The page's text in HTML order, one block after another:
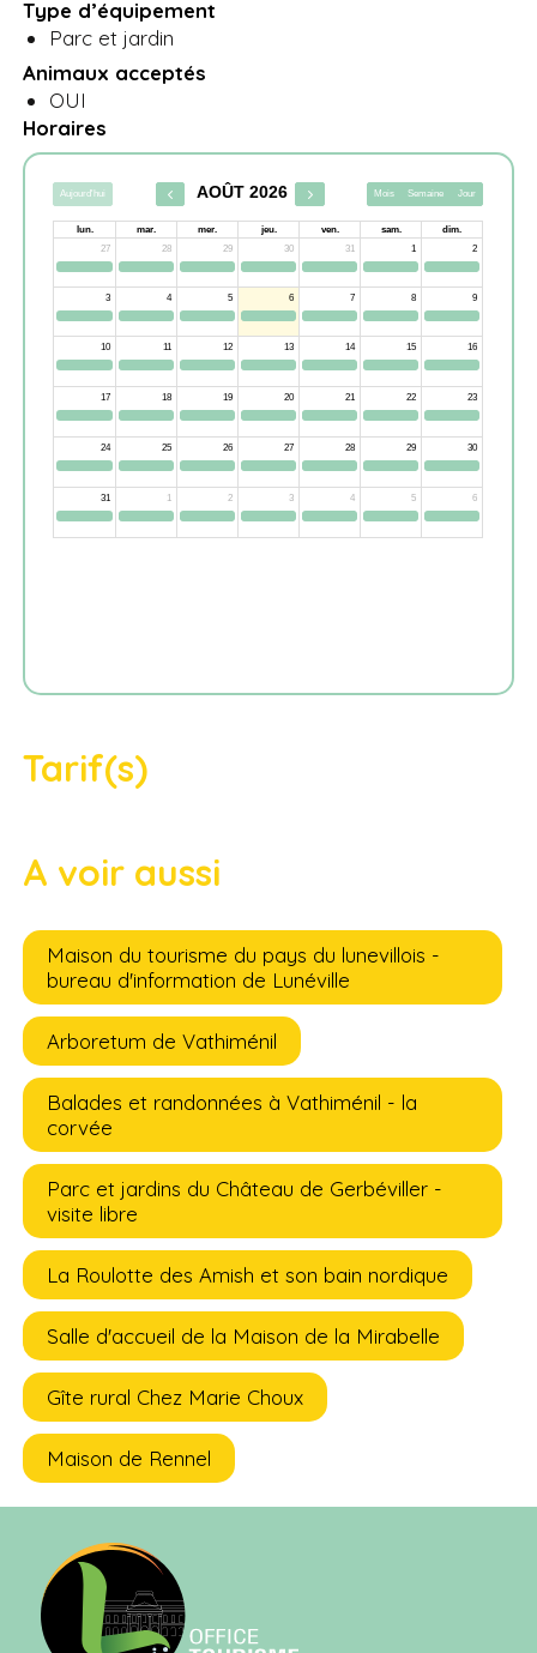
Type d’équipement
Parc et jardin
Animaux acceptés
OUI
Horaires
Tarif(s)
A voir aussi
Maison du tourisme du pays du lunevillois -
bureau d'information de Lunéville
Arboretum de Vathiménil
Balades et randonnées à Vathiménil - la
corvée
Parc et jardins du Château de Gerbéviller -
visite libre
La Roulotte des Amish et son bain nordique
Salle d'accueil de la Maison de la Mirabelle
Gîte rural Chez Marie Choux
Maison de Rennel